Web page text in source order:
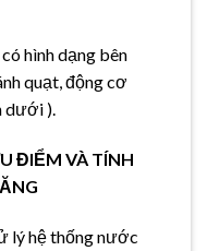
hình dạng bên
quạt, động cơ
dưới ).
ĐIỂM VÀ TÍNH
lý hệ thống nước